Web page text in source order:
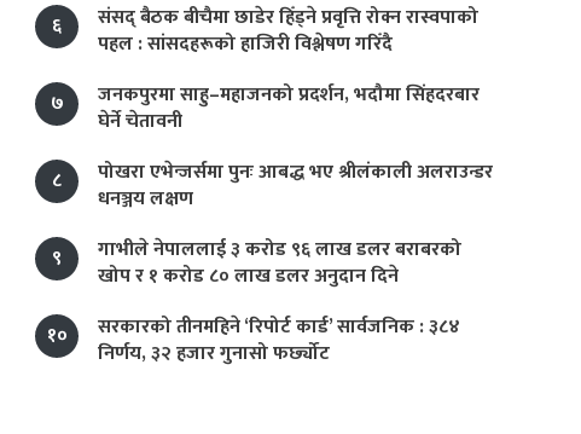
६
संसद् बैठक बीचैमा छाडेर हिँड्ने प्रवृत्ति रोक्न रास्वपाको
पहल : सांसदहरूको हाजिरी विश्लेषण गरिँदै
७
जनकपुरमा साहु–महाजनको प्रदर्शन, भदौमा सिंहदरबार
घेर्ने चेतावनी
८
पोखरा एभेन्जर्समा पुनः आबद्ध भए श्रीलंकाली अलराउन्डर
धनञ्जय लक्षण
९
गाभीले नेपाललाई ३ करोड ९६ लाख डलर बराबरको
खोप र १ करोड ८० लाख डलर अनुदान दिने
१०
सरकारको तीनमहिने ‘रिपोर्ट कार्ड’ सार्वजनिक : ३८४
निर्णय, ३२ हजार गुनासो फर्छ्योट